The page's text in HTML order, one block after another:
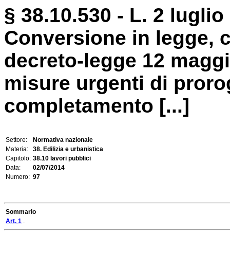
§ 38.10.530 - L. 2 luglio
Conversione in legge,
decreto-legge 12
misure urgenti di
completamento [...]
Settore:
Normativa nazionale
Materia:
38. Edilizia e urbanistica
Capitolo: 38.10 lavori pubblici
Data:
02/07/2014
Numero: 97
Sommario
Art. 1 .